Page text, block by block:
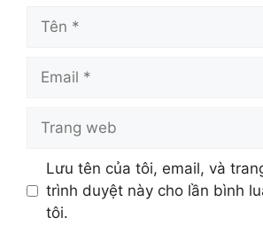
Tên
Email
Trang
Lưu tên của tôi, email, và
trình duyệt này cho lần bình
tôi.